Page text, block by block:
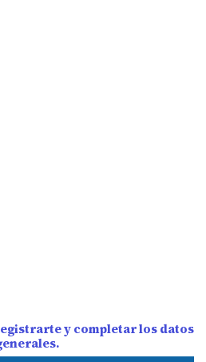
y completar los datos